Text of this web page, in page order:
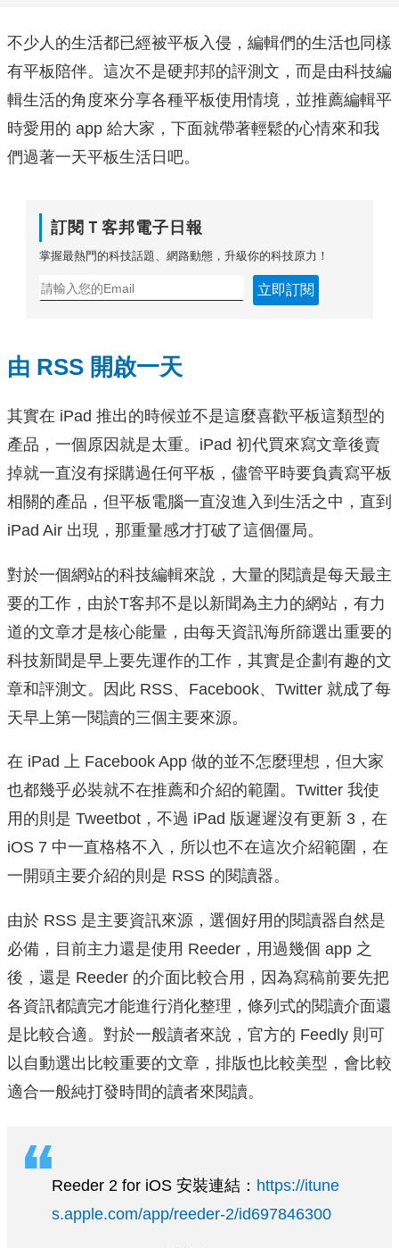
不少人的生活都已經被平板入侵，編輯們的生活也同樣
有平板陪伴。這次不是硬邦邦的評測文，而是由科技編
輯生活的角度來分享各種平板使用情境，並推薦編輯平
時愛用的 app 給大家，下面就帶著輕鬆的心情來和我
們過著一天平板生活日吧。
訂閱Ｔ客邦電子日報
掌握最熱門的科技話題、網路動態，升級你的科技原力！
立即訂閱
由 RSS 開啟一天
其實在 iPad 推出的時候並不是這麼喜歡平板這類型的
產品，一個原因就是太重。iPad 初代買來寫文章後賣
掉就一直沒有採購過任何平板，儘管平時要負責寫平板
相關的產品，但平板電腦一直沒進入到生活之中，直到
iPad Air 出現，那重量感才打破了這個僵局。
對於一個網站的科技編輯來說，大量的閱讀是每天最主
要的工作，由於T客邦不是以新聞為主力的網站，有力
道的文章才是核心能量，由每天資訊海所篩選出重要的
科技新聞是早上要先運作的工作，其實是企劃有趣的文
章和評測文。因此 RSS、Facebook、Twitter 就成了每
天早上第一閱讀的三個主要來源。
在 iPad 上 Facebook App 做的並不怎麼理想，但大家
也都幾乎必裝就不在推薦和介紹的範圍。Twitter 我使
用的則是 Tweetbot，不過 iPad 版遲遲沒有更新 3，在
iOS 7 中一直格格不入，所以也不在這次介紹範圍，在
一開頭主要介紹的則是 RSS 的閱讀器。
由於 RSS 是主要資訊來源，選個好用的閱讀器自然是
必備，目前主力還是使用 Reeder，用過幾個 app 之
後，還是 Reeder 的介面比較合用，因為寫稿前要先把
各資訊都讀完才能進行消化整理，條列式的閱讀介面還
是比較合適。對於一般讀者來說，官方的 Feedly 則可
以自動選出比較重要的文章，排版也比較美型，會比較
適合一般純打發時間的讀者來閱讀。
Reeder 2 for iOS 安裝連結： https://itune
s.apple.com/app/reeder-2/id697846300